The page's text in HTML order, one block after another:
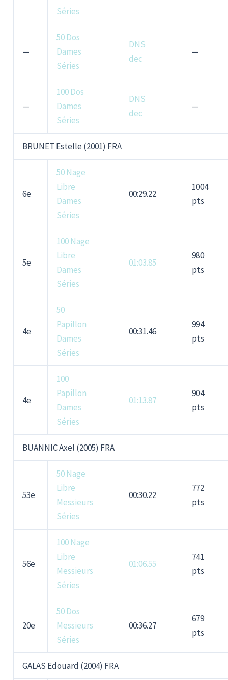
Séries
—
50 Dos
Dames
Séries
DNS
dec
—
—
100 Dos
Dames
Séries
DNS
dec
—
BRUNET Estelle (2001) FRA
6e
50 Nage
Libre
Dames
Séries
00:29.22
1004
pts
5e
100 Nage
Libre
Dames
Séries
01:03.85
980
pts
4e
50
Papillon
Dames
Séries
00:31.46
994
pts
4e
100
Papillon
Dames
Séries
01:13.87
904
pts
BUANNIC Axel (2005) FRA
53e
50 Nage
Libre
Messieurs
Séries
00:30.22
772
pts
56e
100 Nage
Libre
Messieurs
Séries
01:06.55
741
pts
20e
50 Dos
Messieurs
Séries
00:36.27
679
pts
GALAS Edouard (2004) FRA